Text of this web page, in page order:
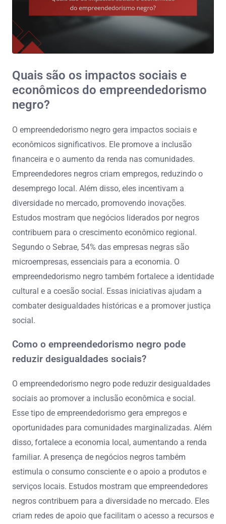
Quais são os impactos sociais e
econômicos do empreendedorismo
negro?
O empreendedorismo negro gera impactos sociais e
econômicos significativos. Ele promove a inclusão
financeira e o aumento da renda nas comunidades.
Empreendedores negros criam empregos, reduzindo o
desemprego local. Além disso, eles incentivam a
diversidade no mercado, promovendo inovações.
Estudos mostram que negócios liderados por negros
contribuem para o crescimento econômico regional.
Segundo o Sebrae, 54% das empresas negras são
microempresas, essenciais para a economia. O
empreendedorismo negro também fortalece a identidade
cultural e a coesão social. Essas iniciativas ajudam a
combater desigualdades históricas e a promover justiça
social.
Como o empreendedorismo negro pode
reduzir desigualdades sociais?
O empreendedorismo negro pode reduzir desigualdades
sociais ao promover a inclusão econômica e social.
Esse tipo de empreendedorismo gera empregos e
oportunidades para comunidades marginalizadas. Além
disso, fortalece a economia local, aumentando a renda
familiar. A presença de negócios negros também
estimula o consumo consciente e o apoio a produtos e
serviços locais. Estudos mostram que empreendedores
negros contribuem para a diversidade no mercado. Eles
criam redes de apoio que facilitam o acesso a recursos e